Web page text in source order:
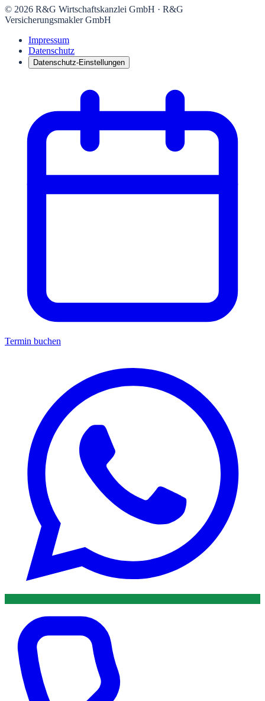
© 2026 R&G Wirtschaftskanzlei GmbH · R&G
Versicherungsmakler GmbH
Impressum
Datenschutz
Datenschutz-Einstellungen
Termin buchen